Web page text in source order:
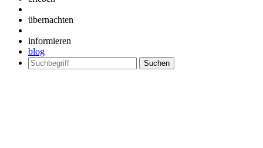
übernachten
informieren
blog
Suchen
nach: